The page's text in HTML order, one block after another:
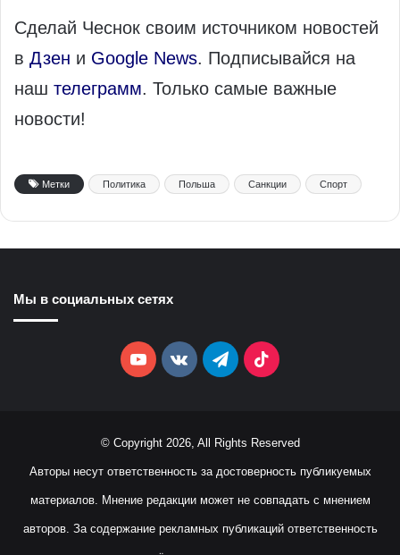
Сделай Чеснок своим источником новостей
в Дзен и Google News. Подписывайся на
наш телеграмм. Только самые важные
новости!
Метки Политика Польша Санкции Спорт
Мы в социальных сетях
YouTubevk.comTelegramTikTok
© Copyright 2026, All Rights Reserved
Авторы несут ответственность за достоверность публикуемых
материалов. Мнение редакции может не совпадать с мнением
авторов. За содержание рекламных публикаций ответственность